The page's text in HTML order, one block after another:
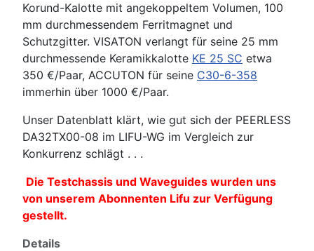
Korund-Kalotte mit angekoppeltem Volumen, 100
mm durchmessendem Ferritmagnet und
Schutzgitter. VISATON verlangt für seine 25 mm
durchmessende Keramikkalotte KE 25 SC etwa
350 €/Paar, ACCUTON für seine C30-6-358
immerhin über 1000 €/Paar.
Unser Datenblatt klärt, wie gut sich der PEERLESS
DA32TX00-08 im LIFU-WG im Vergleich zur
Konkurrenz schlägt . . .
Die Testchassis und Waveguides wurden uns
von unserem Abonnenten Lifu zur Verfügung
gestellt.
Details